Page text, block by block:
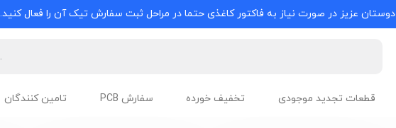
دوستان عزیز در صورت نیاز به فاکتور کاغذی حتما در مراحل ثبت سفارش تیک آن را فعال کنید.
قطعات تجدید موجودی تخفیف خورده سفارش PCB تامین کنندگان